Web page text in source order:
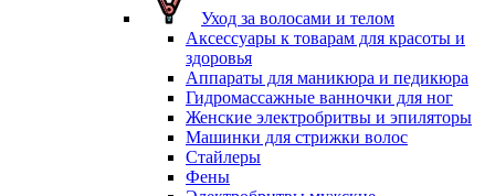
Уход за волосами и телом
Аксессуары к товарам для красоты и
здоровья
Аппараты для маникюра и педикюра
Гидромассажные ванночки для ног
Женские электробритвы и эпиляторы
Машинки для стрижки волос
Стайлеры
Фены